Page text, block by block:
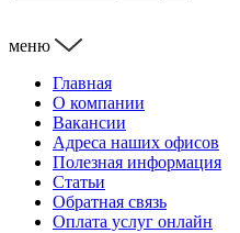
меню
Главная
О компании
Вакансии
Адреса наших офисов
Полезная информация
Статьи
Обратная связь
Оплата услуг онлайн